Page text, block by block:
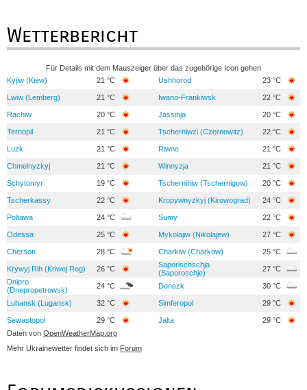
Wetterbericht
Für Details mit dem Mauszeiger über das zugehörige Icon gehen
Kyjiw (Kiew)
21 °C Ushhorod 23 °C
Lwiw (Lemberg) 21 °C Iwano-Frankiwsk 22 °C
Rachiw 20 °C Jassinja 20 °C
Ternopil 21 °C Tscherniwzi (Czernowitz) 22 °C
Luzk 21 °C Riwne 21 °C
Chmelnyzkyj 21 °C Winnyzja 21 °C
Schytomyr 19 °C Tschernihiw (Tschernigow) 20 °C
Tscherkassy 22 °C Kropywnyzkyj (Kirowograd) 24 °C
Poltawa 24 °C Sumy 22 °C
Odessa 25 °C Mykolajiw (Nikolajew) 27 °C
Cherson 28 °C Charkiw (Charkow) 25 °C
Krywyj Rih (Kriwoj Rog) 26 °C
Saporischschja
(Saporoschje)
27 °C
Dnipro
(Dnepropetrowsk)
24 °C Donezk 30 °C
Luhansk (Lugansk) 32 °C Simferopol 29 °C
Sewastopol 29 °C Jalta
29 °C
Daten von OpenWeatherMap.org
Mehr Ukrainewetter findet sich im Forum